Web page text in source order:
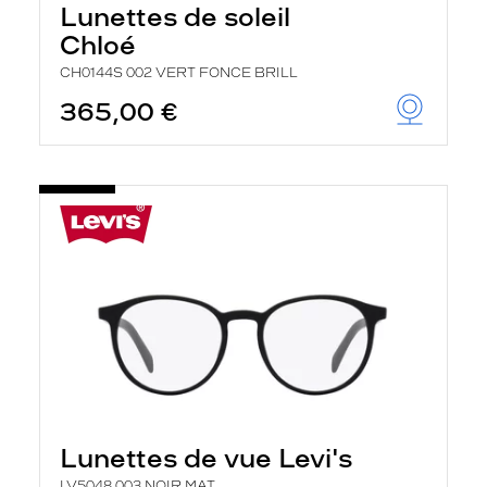
Lunettes de soleil
Chloé
CH0144S 002 VERT FONCE BRILL
365,00 €
Lunettes de vue Levi's